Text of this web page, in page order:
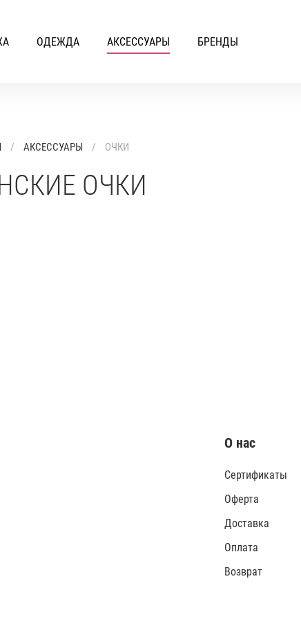
ОДЕЖДА АКСЕССУАРЫ БРЕНДЫ
АКСЕССУАРЫ ОЧКИ
ОЧКИ
О нас
Сертификаты
Оферта
Доставка
Оплата
Возврат